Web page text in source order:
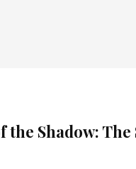
the Shadow: